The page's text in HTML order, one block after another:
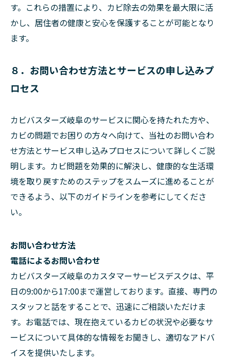
す。これらの措置により、カビ除去の効果を最大限に活
かし、居住者の健康と安心を保護することが可能となり
ます。
８．お問い合わせ方法とサービスの申し込みプ
ロセス
カビバスターズ岐阜のサービスに関心を持たれた方や、
カビの問題でお困りの方々へ向けて、当社のお問い合わ
せ方法とサービス申し込みプロセスについて詳しくご説
明します。カビ問題を効果的に解決し、健康的な生活環
境を取り戻すためのステップをスムーズに進めることが
できるよう、以下のガイドラインを参考にしてくださ
い。
お問い合わせ方法
電話によるお問い合わせ
カビバスターズ岐阜のカスタマーサービスデスクは、平
日の9:00から17:00まで運営しております。直接、専門の
スタッフと話をすることで、迅速にご相談いただけま
す。お電話では、現在抱えているカビの状況や必要なサ
ービスについて具体的な情報をお聞きし、適切なアドバ
イスを提供いたします。